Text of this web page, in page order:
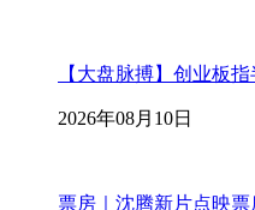
【大盘脉搏】创业板
2026年08月10日
票房｜沈腾新片点映